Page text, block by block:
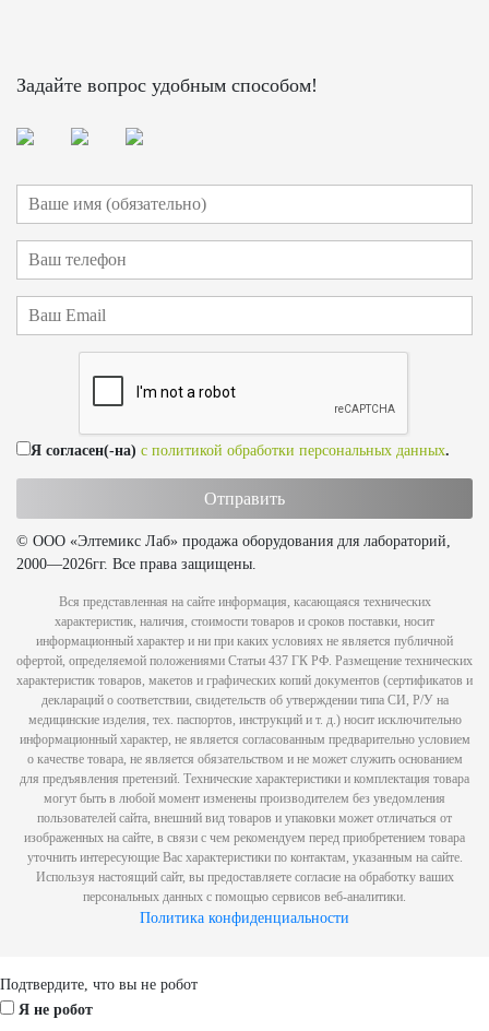
Задайте вопрос удобным способом!
Я согласен(-на) с политикой обработки персональных данных.
© ООО «Элтемикс Лаб» продажа оборудования для лабораторий,
2000—2026гг. Все права защищены.
Вся представленная на сайте информация, касающаяся технических
характеристик, наличия, стоимости товаров и сроков поставки, носит
информационный характер и ни при каких условиях не является публичной
офертой, определяемой положениями Статьи 437 ГК РФ. Размещение технических
характеристик товаров, макетов и графических копий документов (сертификатов и
деклараций о соответствии, свидетельств об утверждении типа СИ, Р/У на
медицинские изделия, тех. паспортов, инструкций и т. д.) носит исключительно
информационный характер, не является согласованным предварительно условием
о качестве товара, не является обязательством и не может служить основанием
для предъявления претензий. Технические характеристики и комплектация товара
могут быть в любой момент изменены производителем без уведомления
пользователей сайта, внешний вид товаров и упаковки может отличаться от
изображенных на сайте, в связи с чем рекомендуем перед приобретением товара
уточнить интересующие Вас характеристики по контактам, указанным на сайте.
Используя настоящий сайт, вы предоставляете согласие на обработку ваших
персональных данных с помощью сервисов веб-аналитики.
Политика конфиденциальности
Scroll
Up
Подтвердите, что вы не робот
Я не робот